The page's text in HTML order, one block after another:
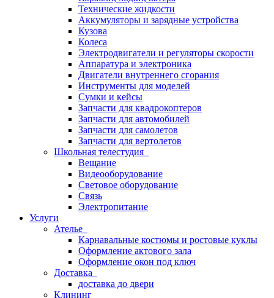
Технические жидкости
Аккумуляторы и зарядные устройства
Кузова
Колеса
Электродвигатели и регуляторы скорости
Аппаратура и электроника
Двигатели внутреннего сгорания
Инструменты для моделей
Сумки и кейсы
Запчасти для квадрокоптеров
Запчасти для автомобилей
Запчасти для самолетов
Запчасти для вертолетов
Школьная телестудия
Вещание
Видеооборудование
Световое оборудование
Связь
Электропитание
Услуги
Ателье
Карнавальные костюмы и ростовые куклы
Оформление актового зала
Оформление окон под ключ
Доставка
доставка до двери
Клининг